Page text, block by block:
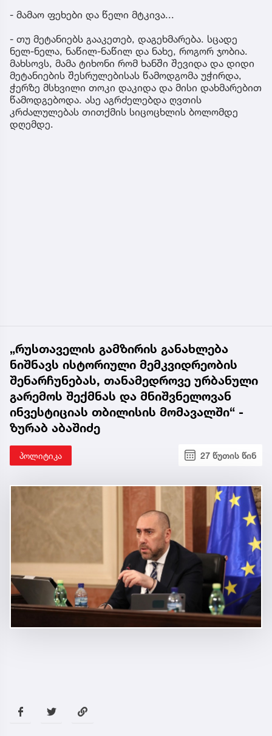
- მამაო ფეხები და წელი მტკივა...
- თუ მეტანიებს გააკეთებ, დაგეხმარება. სცადე
ნელ-ნელა, ნაწილ-ნაწილ და ნახე, როგორ ჯობია.
მახსოვს, მამა ტიხონი რომ ხანში შევიდა და დიდი
მეტანიების შესრულებისას წამოდგომა უჭირდა,
ჭერზე მსხვილი თოკი დაკიდა და მისი დახმარებით
წამოდგებოდა. ასე აგრძელებდა ღვთის
კრძალულებას თითქმის სიცოცხლის ბოლომდე
დღემდე.
„რუსთაველის გამზირის განახლება
ნიშნავს ისტორიული მემკვიდრეობის
შენარჩუნებას, თანამედროვე ურბანული
გარემოს შექმნას და მნიშვნელოვან
ინვესტიციას თბილისის მომავალში“ -
ზურაბ აბაშიძე
პოლიტიკა 27 წუთის წინ